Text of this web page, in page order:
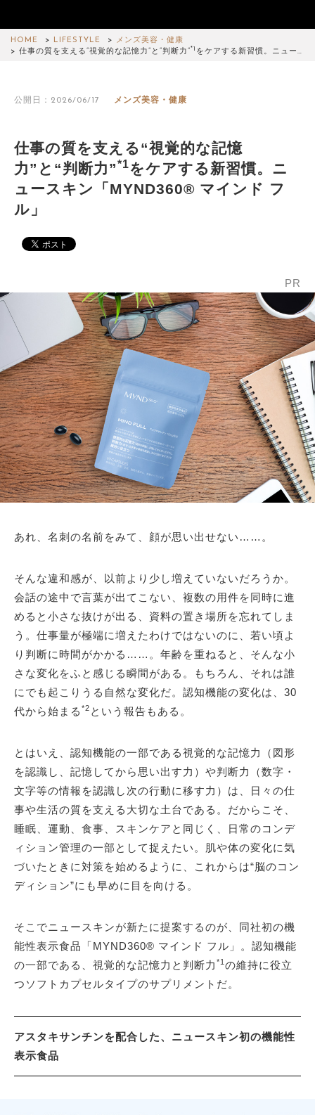
HOME LIFESTYLE
メンズ美容・健康
仕事の質を支える“視覚的な記憶力”と“判断力”*1 をケアする新習慣。ニュー…
公開日：2026/06/17 メンズ美容・健康
仕事の質を支える“視覚的な記憶
力”と“判断力”*1をケアする新習慣。ニ
ュースキン「MYND360® マインド フ
ル」
PR
あれ、名刺の名前をみて、顔が思い出せない……。
そんな違和感が、以前より少し増えていないだろうか。
会話の途中で言葉が出てこない、複数の用件を同時に進
めると小さな抜けが出る、資料の置き場所を忘れてしま
う。仕事量が極端に増えたわけではないのに、若い頃よ
り判断に時間がかかる……。年齢を重ねると、そんな小
さな変化をふと感じる瞬間がある。もちろん、それは誰
にでも起こりうる自然な変化だ。認知機能の変化は、30
代から始まる *2 という報告もある。
とはいえ、認知機能の一部である視覚的な記憶力（図形
を認識し、記憶してから思い出す力）や判断力（数字・
文字等の情報を認識し次の行動に移す力）は、日々の仕
事や生活の質を支える大切な土台である。だからこそ、
睡眠、運動、食事、スキンケアと同じく、日常のコンデ
ィション管理の一部として捉えたい。肌や体の変化に気
づいたときに対策を始めるように、これからは“脳のコン
ディション”にも早めに目を向ける。
そこでニュースキンが新たに提案するのが、同社初の機
能性表示食品「MYND360® マインド フル」。認知機能
の一部である、視覚的な記憶力と判断力 *1 の維持に役立
つソフトカプセルタイプのサプリメントだ。
アスタキサンチンを配合した、ニュースキン初の機能性
表示食品